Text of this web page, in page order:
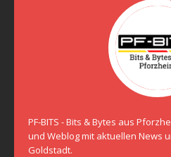
PF-BITS - Bits & Bytes aus
und Weblog mit aktuellen News
Goldstadt.